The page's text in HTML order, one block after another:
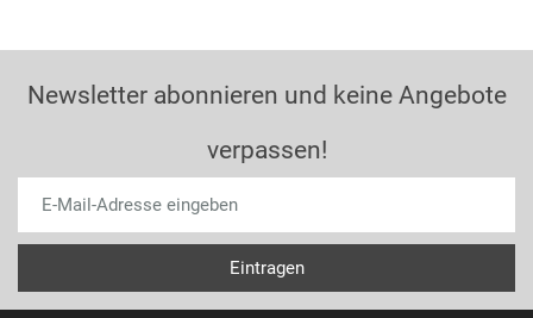
Newsletter abonnieren und keine Angebote
verpassen!